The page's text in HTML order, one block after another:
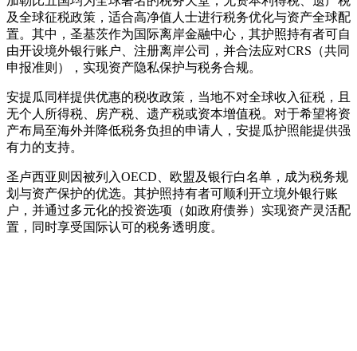
及全球征税政策，适合高净值人士进行税务优化与资产全球配
置。其中，圣基茨作为国际离岸金融中心，其护照持有者可自
由开设境外银行账户、注册离岸公司，并合法应对CRS（共同
申报准则），实现资产隐私保护与税务合规。
安提瓜同样提供优惠的税收政策，当地不对全球收入征税，且
无个人所得税、房产税、遗产税或资本增值税。对于希望将资
产布局至海外并降低税务负担的申请人，安提瓜护照能提供强
有力的支持。
圣卢西亚则因被列入OECD、欧盟及银行白名单，成为税务规
划与资产保护的优选。其护照持有者可顺利开立境外银行账
户，并通过多元化的投资选项（如政府债券）实现资产灵活配
置，同时享受国际认可的税务透明度。